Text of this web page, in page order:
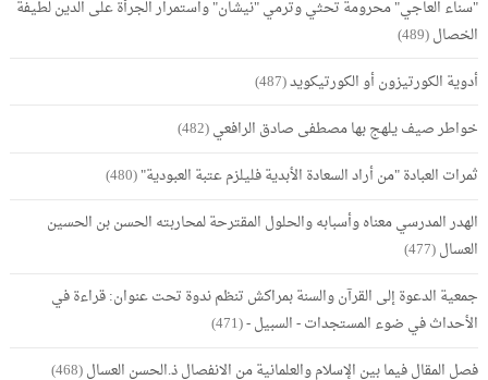
"سناء العاجي" محرومة تحثي وترمي "نيشان" واستمرار الجرأة على الدين لطيفة
الخصال(489)
أدوية الكورتيزون أو الكورتيكويد(487)
خواطر صيف يلهج بها مصطفى صادق الرافعي(482)
ثمرات العبادة "من أراد السعادة الأبدية فليلزم عتبة العبودية"(480)
الهدر المدرسي معناه وأسبابه والحلول المقترحة لمحاربته الحسن بن الحسين
العسال(477)
جمعية الدعوة إلى القرآن والسنة بمراكش تنظم ندوة تحت عنوان: قراءة في
الأحداث في ضوء المستجدات - السبيل -(471)
فصل المقال فيما بين الإسلام والعلمانية من الانفصال ذ.الحسن العسال(468)